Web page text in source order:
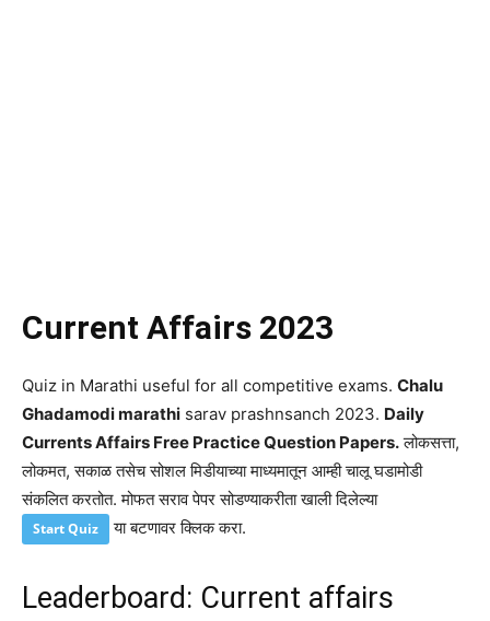
Current Affairs 2023
Quiz in Marathi useful for all competitive exams. Chalu
Ghadamodi marathi sarav prashnsanch 2023. Daily
Currents Affairs Free Practice Question Papers.लोकसत्ता,
लोकमत, सकाळ तसेच सोशल मिडीयाच्या माध्यमातून आम्ही चालू घडामोडी
संकलित करतोत. मोफत सराव पेपर सोडण्याकरीता खाली दिलेल्या
Start Quiz या बटणावर क्लिक करा.
Leaderboard: Current affairs